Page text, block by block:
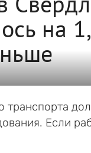
на
транспорта
Если